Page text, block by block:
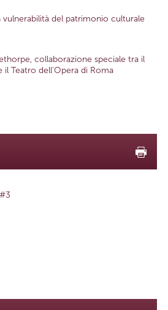
vulnerabilità del patrimonio culturale
collaborazione speciale tra il
il Teatro dell'Opera di Roma